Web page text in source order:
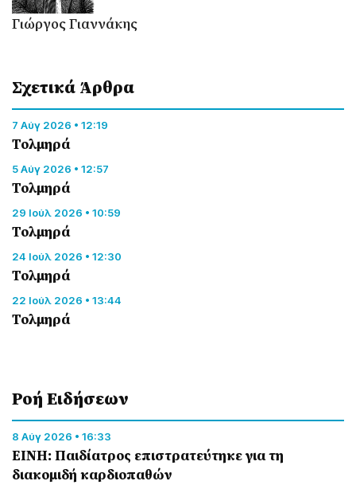
Γιώργος Γιαννάκης
Σχετικά Άρθρα
7 Αύγ 2026 • 12:19
Τολμηρά
5 Αύγ 2026 • 12:57
Τολμηρά
29 Ιούλ 2026 • 10:59
Τολμηρά
24 Ιούλ 2026 • 12:30
Τολμηρά
22 Ιούλ 2026 • 13:44
Τολμηρά
Ροή Eιδήσεων
8 Αύγ 2026 • 16:33
ΕΙΝΗ: Παιδίατρος επιστρατεύτηκε για τη
διακομιδή καρδιοπαθών